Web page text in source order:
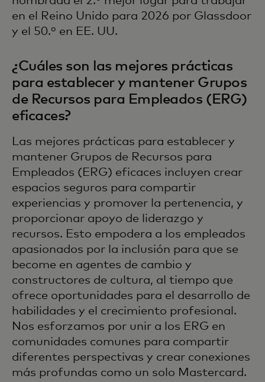
en el Reino Unido para 2026 por Glassdoor
y el 50.º en EE. UU.
¿Cuáles son las mejores prácticas
para establecer y mantener Grupos
de Recursos para Empleados (ERG)
eficaces?
Las mejores prácticas para establecer y
mantener Grupos de Recursos para
Empleados (ERG) eficaces incluyen crear
espacios seguros para compartir
experiencias y promover la pertenencia, y
proporcionar apoyo de liderazgo y
recursos. Esto empodera a los empleados
apasionados por la inclusión para que se
become en agentes de cambio y
constructores de cultura, al tiempo que
ofrece oportunidades para el desarrollo de
habilidades y el crecimiento profesional.
Nos esforzamos por unir a los ERG en
comunidades comunes para compartir
diferentes perspectivas y crear conexiones
más profundas como un solo Mastercard.